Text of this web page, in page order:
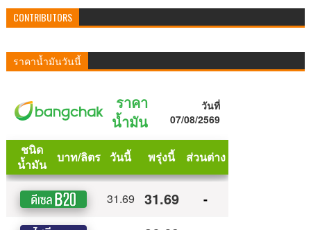
CONTRIBUTORS
ราคาน้ำมันวันนี้